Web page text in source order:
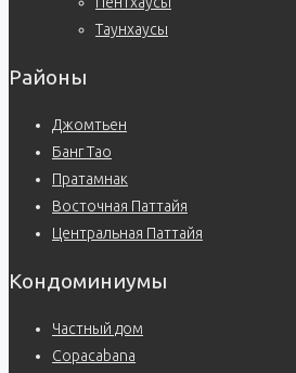
Таунхаусы
Районы
Джомтьен
Банг Тао
Пратамнак
Восточная Паттайя
Центральная Паттайя
Кондоминиумы
Частный дом
Copacabana